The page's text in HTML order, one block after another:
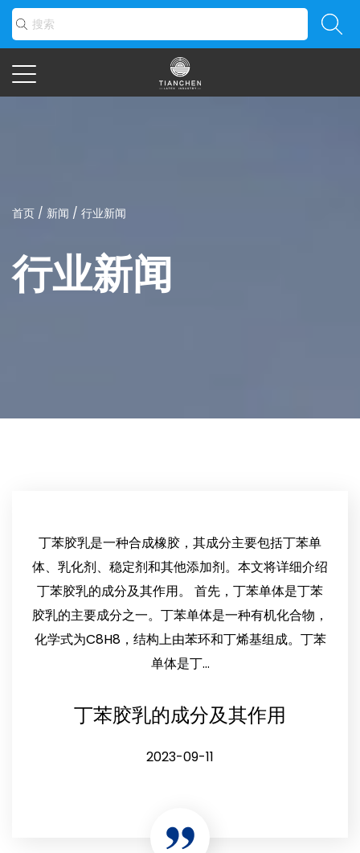
首页 / 新闻 / 行业新闻
行业新闻
丁苯胶乳是一种合成橡胶，其成分主要包括丁苯单
体、乳化剂、稳定剂和其他添加剂。本文将详细介绍
丁苯胶乳的成分及其作用。 首先，丁苯单体是丁苯
胶乳的主要成分之一。丁苯单体是一种有机化合物，
化学式为C8H8，结构上由苯环和丁烯基组成。丁苯
单体是丁...
丁苯胶乳的成分及其作用
2023-09-11